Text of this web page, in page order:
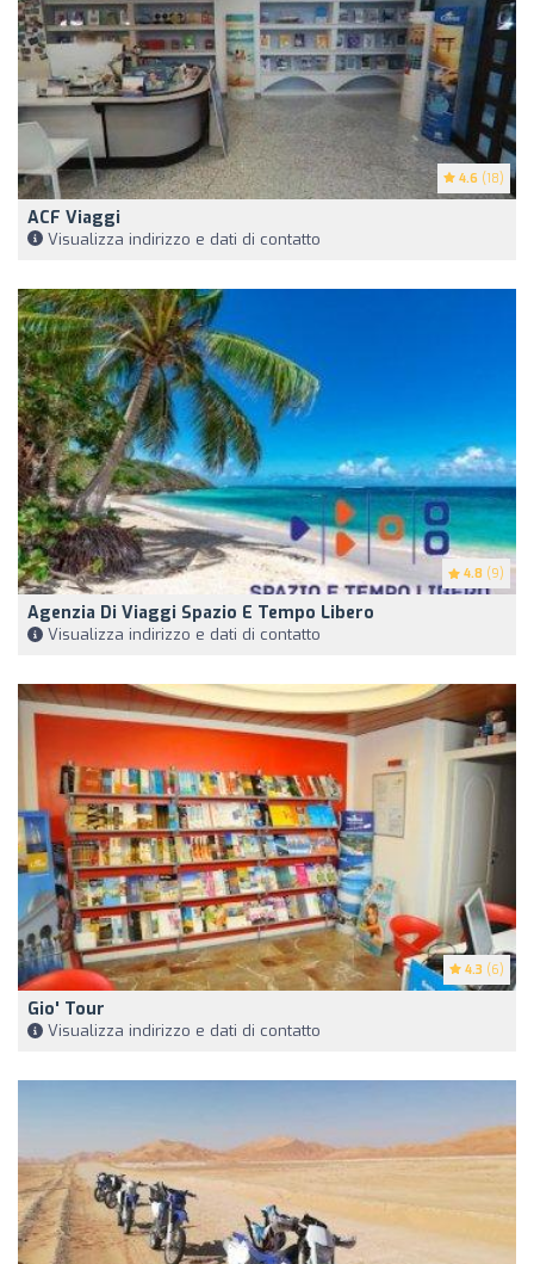
4.6 (18)
ACF Viaggi
Visualizza indirizzo e dati di contatto
4.8 (9)
Agenzia Di Viaggi Spazio E Tempo Libero
Visualizza indirizzo e dati di contatto
4.3 (6)
Gio' Tour
Visualizza indirizzo e dati di contatto